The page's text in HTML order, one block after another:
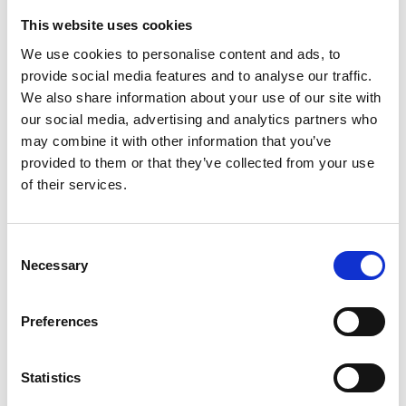
This website uses cookies
We use cookies to personalise content and ads, to
provide social media features and to analyse our traffic.
We also share information about your use of our site with
our social media, advertising and analytics partners who
may combine it with other information that you’ve
provided to them or that they’ve collected from your use
of their services.
Selection
Necessary
Preferences
Statistics
vaikka Hiisijärveltä", opastaa Maritta. "Kannattaa tehdä
Samalla tavalla voit lainata tai varata esimerkiksi Karo
Hämäläisen Miksi juoksen -äänikirjan.
Kirjastossa on luettavissaePressin kautta runsas valikoima -
263 sanomalehteä - koko maan kattavasti ja eMagzissa
150 ammatti- ja aikakauslehteä. "Pääset lukemaan näitä
kirjaston koneilta, mutta kotikoneelta näitä ei voi käyttää",
PressReadertaas tarjoaa peräti 7 000 sanoma- ja
sanakirjoja 41 kielellä, kieltenopetusmateriaalia, yritys- ja
erityisalojen sanastoa ja matkasanakirjoja.
Naxos Music Libraryyn.
Siellä on klassista musiikkia 140 000:n ja jazzia noin 17 000:n